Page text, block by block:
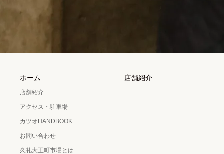
ホーム
店舗紹介
アクセス・駐車場
カツオHANDBOOK
お問い合わせ
久礼大正町市場とは
店舗紹介